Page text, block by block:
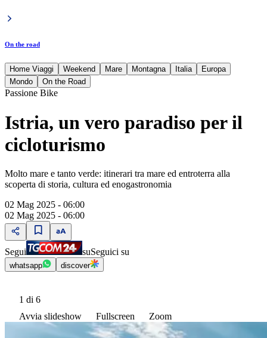
On the road
Home Viaggi Weekend Mare Montagna Italia
Europa
Mondo
On the Road
Passione Bike
Istria, un vero paradiso per il
cicloturismo
Molto mare e tanto verde: itinerari tra mare ed entroterra alla
scoperta di storia, cultura ed enogastronomia
02 Mag 2025 - 06:00
02 Mag 2025 - 06:00
Segui suSeguici su
whatsapp discover
1 di 6
Avvia slideshow
Fullscreen Zoom